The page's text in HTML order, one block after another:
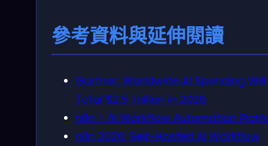
參考資料與延伸閱讀
Gartner: Worldwide AI Spending Will
Total $2.5 Trillion in 2026
n8n – AI Workflow Automation
n8n 2026: Self-Hosted AI Workflow